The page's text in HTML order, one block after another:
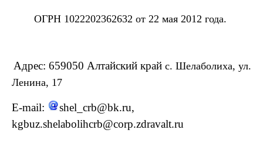
ОГРН 1022202362632 от 22 мая 2012 года.
Адрес: 659050 Алтайский край с. Шелаболиха, ул.
Ленина, 17
E-mail:
shel_crb@bk.ru,
kgbuz.shelabolihcrb@corp.zdravalt.ru